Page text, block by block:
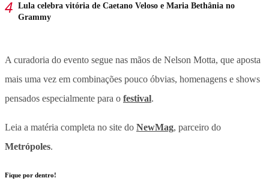
Lula celebra vitória de Caetano Veloso e Maria Bethânia no
Grammy
A curadoria do evento segue nas mãos de Nelson Motta, que aposta
mais uma vez em combinações pouco óbvias, homenagens e shows
pensados especialmente para o festival.
Leia a matéria completa no site do NewMag, parceiro do
Metrópoles.
Fique por dentro!